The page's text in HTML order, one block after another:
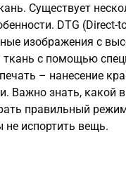
Существует
DTG (Direct-
изображения с
с помощью
– нанесение
Важно знать, какой
правильный
испортить вещь.